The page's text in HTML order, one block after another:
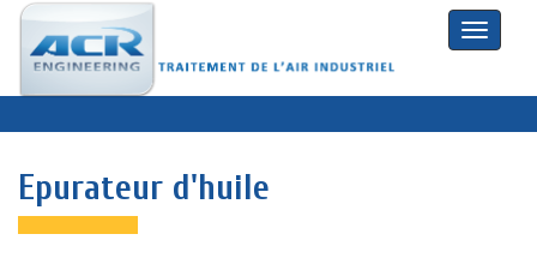
Toggle
Epurateur d'huile